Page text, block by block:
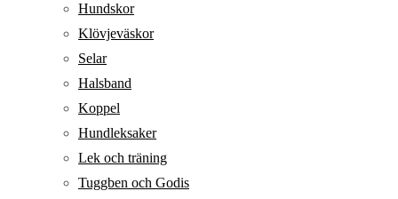
Hundskor
Klövjeväskor
Selar
Halsband
Koppel
Hundleksaker
Lek och träning
Tuggben och Godis